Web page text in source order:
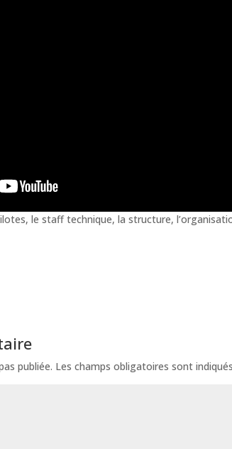
le staff technique, la structure,
publiée. Les champs obligatoires sont